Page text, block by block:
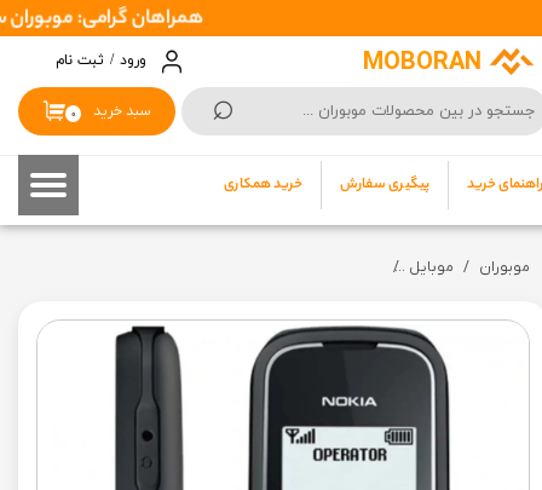
MOBORAN
⌕ ۰ سبد خرید
راهنمای خرید پیگیری سفارش خرید همکاری
ورود / ثبت نام
حساب کاربری من
تغییر گذر واژه
خروج از حساب کاربری
همراهان گرامی: موبوران سفارشات شما را در اسرع وقت ( 1 تا 2 روز
موبوران موبایل